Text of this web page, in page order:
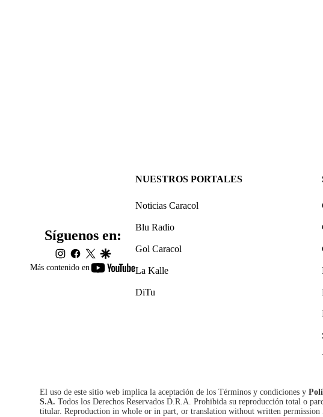
Más contenido en
youtube-
Síguenos en:
instagram
facebook
twittergoogle
NUESTROS PORTALES
Noticias Caracol
Blu Radio
Gol Caracol
La Kalle
DiTu
El uso de este sitio web implica la aceptación de los Términos y condiciones y
S.A. Todos los Derechos Reservados D.R.A. Prohibida su reproducción total o
titular. Reproduction in whole or in part, or translation without written